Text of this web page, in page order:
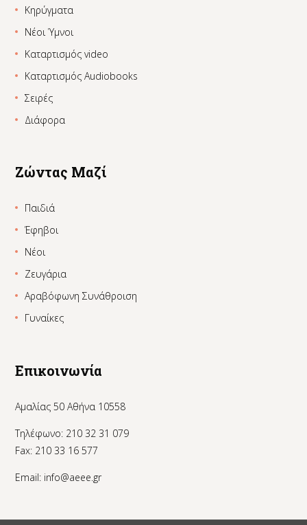
Κηρύγματα
Νέοι Ύμνοι
Καταρτισμός video
Καταρτισμός Audiobooks
Σειρές
Διάφορα
Ζώντας Μαζί
Παιδιά
Έφηβοι
Νέοι
Ζευγάρια
Αραβόφωνη Συνάθροιση
Γυναίκες
Επικοινωνία
Αμαλίας 50 Αθήνα 10558
Τηλέφωνο: 210 32 31 079
Fax: 210 33 16 577
Email: info@aeee.gr